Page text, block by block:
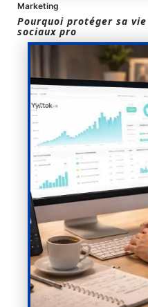
Marketing
Pourquoi protéger sa
sociaux pro